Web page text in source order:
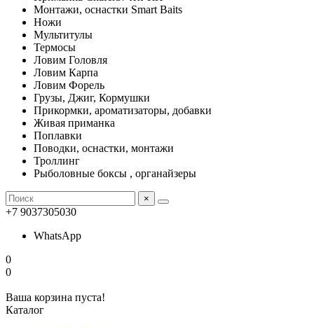
Монтажи, оснастки Smart Baits
Ножи
Мультитулы
Термосы
Ловим Головля
Ловим Карпа
Ловим Форель
Грузы, Джиг, Кормушки
Прикормки, ароматизаторы, добавки
Живая приманка
Поплавки
Поводки, оснастки, монтажи
Троллинг
Рыболовные боксы , органайзеры
×
+7 9037305030
WhatsApp
0
0
Ваша корзина пуста!
Каталог